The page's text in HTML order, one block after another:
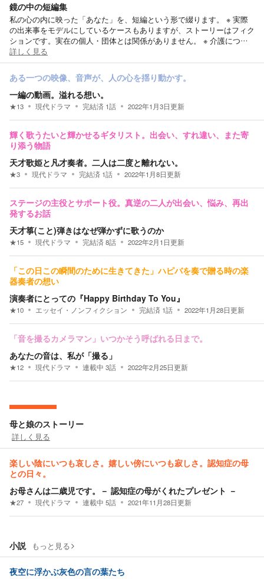
鏡の中の短編集
私の心の内に映った「あなた」を、短編という形で綴ります。 ※ 実際
の出来事をモデルにしているケースもありますが、ストーリーはフィク
ションです。実在の個人・団体とは関係がありません。 ※ 介護につ…
詳しく見る
ある一つの映像、音声が、人の心を揺り動かす。
一編の動画。溢れる想い。
★13 現代ドラマ 完結済 1話 2022年1月3日更新
輝く歌うたいと輝かせるギタリスト。出会い、すれ違い、また寄
り添う物語
天才歌姫と凡才奏者。二人は二度と離れない。
★3 現代ドラマ 完結済 1話 2022年1月8日更新
ステージの主役とサポート役。真逆の二人が出会い、悩み、再出
発するお話
天才箏(こと)弾きはなぜ弾かずに歌うのか
★15 現代ドラマ 完結済8話 2022年2月1日更新
「この日この瞬間のために生きてきた」ハピバを奏で贈る時の楽
器奏者の想い
演奏者にとっての『Happy Birthday To You』
★10 エッセイ・ノンフィクション 完結済 1話 2022年1月28日更新
「音を撮るカメラマン」いつかそう呼ばれる日まで。
あなたの音は、私が「撮る」
★12 現代ドラマ 連載中 3話 2022年2月25日更新
母と娘のストーリー
詳しく見る
楽しい陰にいつも哀しさ。嬉しい傍にいつも寂しさ。認知症の母
との日々。
お母さんは二歳児です。－ 認知症の母がくれたプレゼント －
★27 現代ドラマ 連載中 5話 2021年11月28日更新
小説 もっと見る
夜空に浮かぶ灰色の言の葉たち